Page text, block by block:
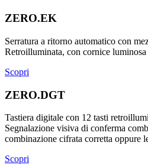
ZERO.EK
Serratura a ritorno automatico con
Retroilluminata, con cornice luminosa
Scopri
ZERO.DGT
Tastiera digitale con 12 tasti
Segnalazione visiva di conferma
combinazione cifrata corretta oppure
Scopri